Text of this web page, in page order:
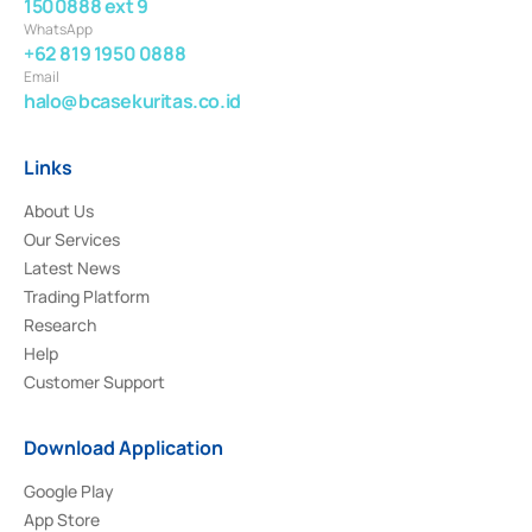
1500888 ext 9
WhatsApp
+62 819 1950 0888
Email
halo@bcasekuritas.co.id
Links
About Us
Our Services
Latest News
Trading Platform
Research
Help
Customer Support
Download Application
Google Play
App Store